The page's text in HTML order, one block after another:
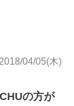
2018/04/05(木)
の方が